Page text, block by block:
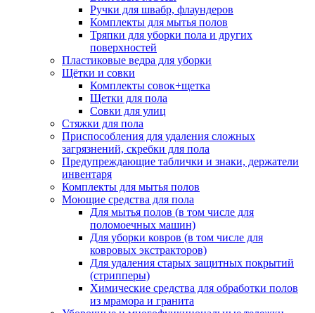
Ручки для швабр, флаундеров
Комплекты для мытья полов
Тряпки для уборки пола и других
поверхностей
Пластиковые ведра для уборки
Щётки и совки
Комплекты совок+щетка
Щетки для пола
Совки для улиц
Стяжки для пола
Приспособления для удаления сложных
загрязнений, скребки для пола
Предупреждающие таблички и знаки, держатели
инвентаря
Комплекты для мытья полов
Моющие средства для пола
Для мытья полов (в том числе для
поломоечных машин)
Для уборки ковров (в том числе для
ковровых экстракторов)
Для удаления старых защитных покрытий
(стрипперы)
Химические средства для обработки полов
из мрамора и гранита